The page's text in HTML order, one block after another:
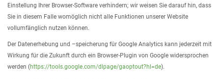
Einstellung Ihrer Browser-Software verhindern; wir weisen Sie darauf hin, dass
Sie in diesem Falle womöglich nicht alle Funktionen unserer Website
vollumfänglich nutzen können.
Der Datenerhebung und –speicherung für Google Analytics kann jederzeit mit
Wirkung für die Zukunft durch ein Browser-Plugin von Google widersprochen
werden (https://tools.google.com/dlpage/gaoptout?hl=de).